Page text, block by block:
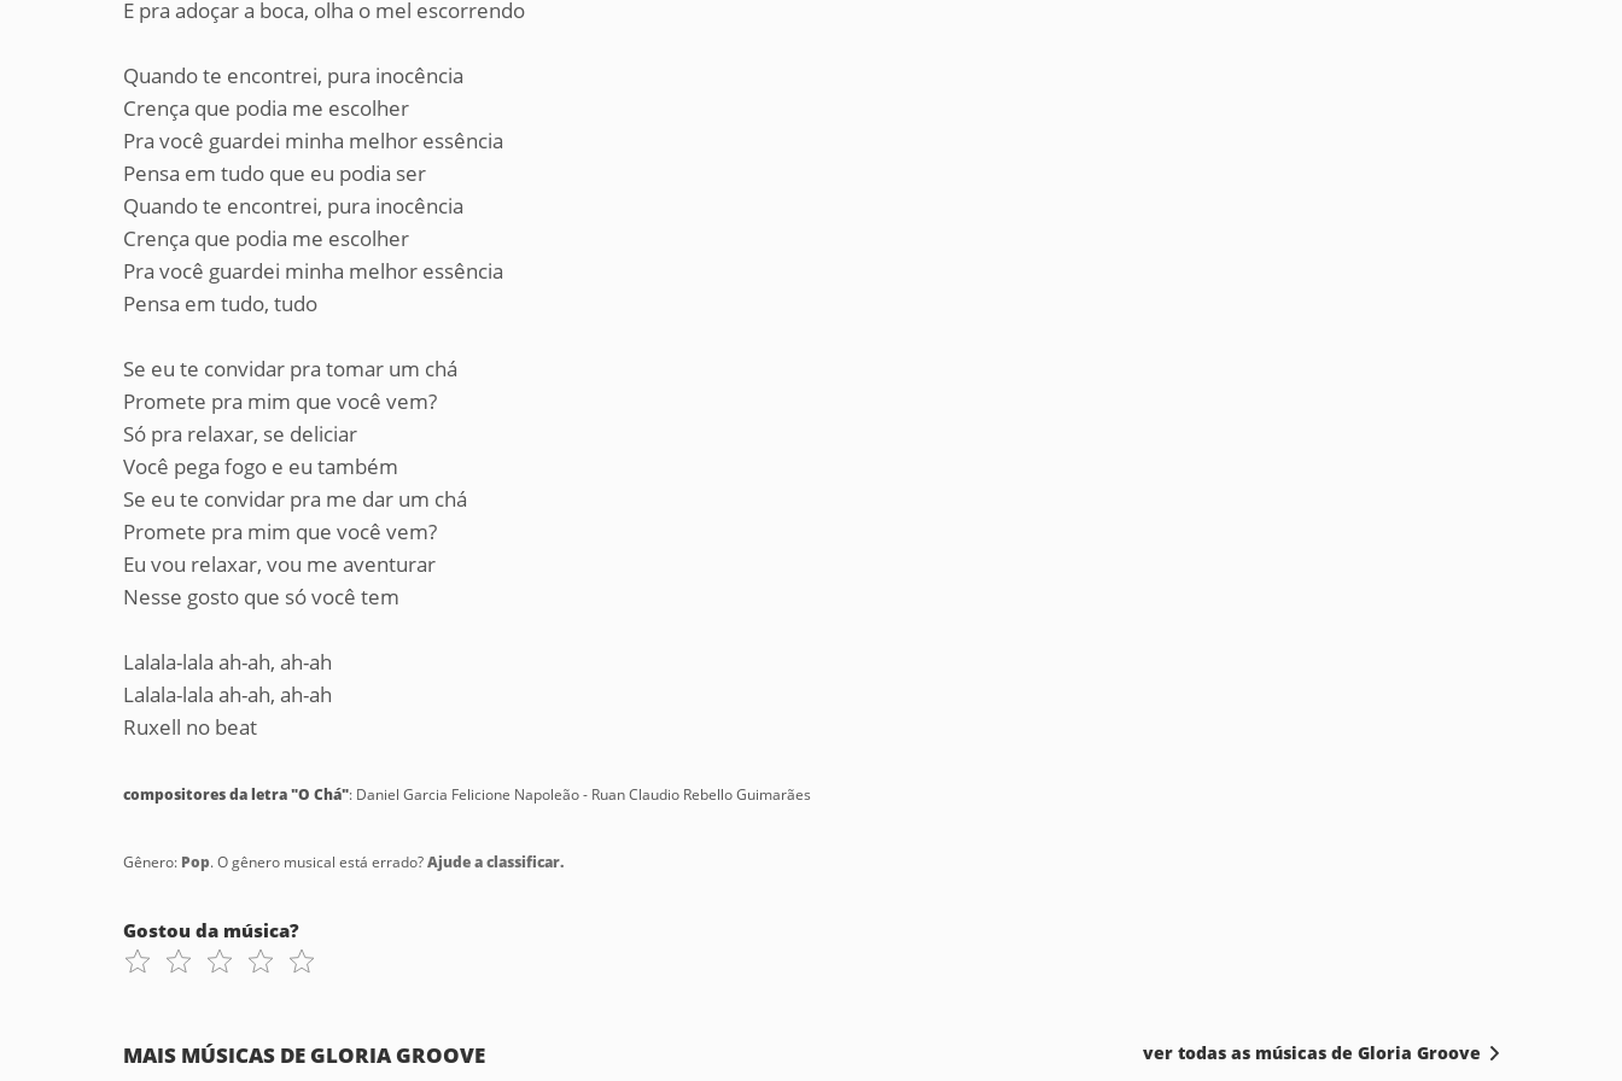
E pra adoçar a boca, olha o mel escorrendo
Quando te encontrei, pura inocência
Crença que podia me escolher
Pra você guardei minha melhor essência
Pensa em tudo que eu podia ser
Quando te encontrei, pura inocência
Crença que podia me escolher
Pra você guardei minha melhor essência
Pensa em tudo, tudo
Se eu te convidar pra tomar um chá
Promete pra mim que você vem?
Só pra relaxar, se deliciar
Você pega fogo e eu também
Se eu te convidar pra me dar um chá
Promete pra mim que você vem?
Eu vou relaxar, vou me aventurar
Nesse gosto que só você tem
Lalala-lala ah-ah, ah-ah
Lalala-lala ah-ah, ah-ah
Ruxell no beat
compositores da letra "O Chá": Daniel Garcia Felicione Napoleão - Ruan Claudio Rebello Guimarães
Gênero: Pop. O gênero musical está errado?Ajude a classificar.
Gostou da música?
MAIS MÚSICAS DE GLORIA GROOVE ver todas as músicas de Gloria Groove